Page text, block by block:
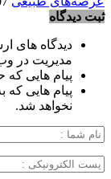
ثبت دیدگاه
دیدگاه های
مدیریت در
پیام هایی که
پیام هایی که
نخواهد شد.